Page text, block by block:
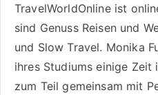
TravelWorldOnline ist
sind Genuss Reisenund
und Slow Travel. Monika
ihres Studiums einige Zeit
zum Teil gemeinsam mit